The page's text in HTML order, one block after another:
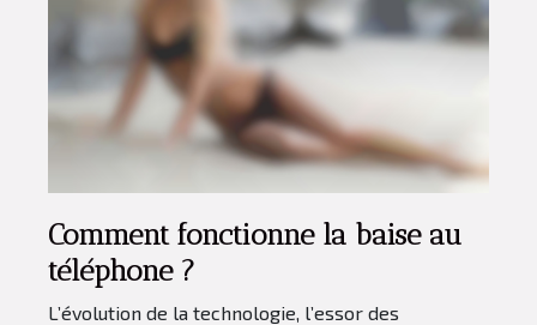
Comment fonctionne la baise au
téléphone ?
L’évolution de la technologie, l’essor des